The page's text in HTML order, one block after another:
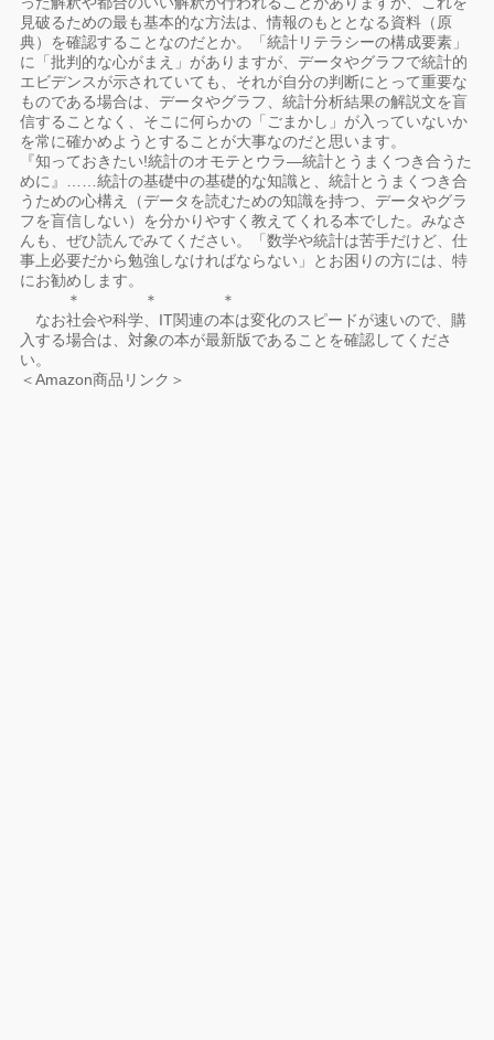
見破るための最も基本的な方法は、情報のもととなる資料（原
典）を確認することなのだとか。「統計リテラシーの構成要素」
に「批判的な心がまえ」がありますが、データやグラフで統計的
エビデンスが示されていても、それが自分の判断にとって重要な
ものである場合は、データやグラフ、統計分析結果の解説文を盲
信することなく、そこに何らかの「ごまかし」が入っていないか
を常に確かめようとすることが大事なのだと思います。
『知っておきたい!統計のオモテとウラ―統計とうまくつき合うた
めに』……統計の基礎中の基礎的な知識と、統計とうまくつき合
うための心構え（データを読むための知識を持つ、データやグラ
フを盲信しない）を分かりやすく教えてくれる本でした。みなさ
んも、ぜひ読んでみてください。「数学や統計は苦手だけど、仕
事上必要だから勉強しなければならない」とお困りの方には、特
にお勧めします。
＊ ＊ ＊
なお社会や科学、IT関連の本は変化のスピードが速いので、購
入する場合は、対象の本が最新版であることを確認してくださ
い。
＜Amazon商品リンク＞